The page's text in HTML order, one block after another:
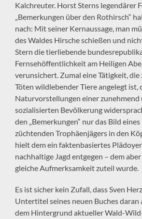
Kalchreuter. Horst Sterns legendärer
„Bemerkungen über den Rothirsch“
nach: Mit seiner Kernaussage, man
des Waldes Hirsche schießen und
Stern die tierliebende
Fernsehöffentlichkeit am Heiligen
verunsichert. Zumal eine Tätigkeit, die
Töten wildlebender Tiere angelegt ist,
Naturvorstellungen einer zunehmend
sozialisierten Bevölkerung
den „Bemerkungen“ nur das Bild
züchtenden Trophäenjägers in den
hielt dem ein faktenbasiertes
nachhaltige Jagd entgegen – dem
gleiche Aufmerksamkeit zuteil wurde.
Es ist sicher kein Zufall, dass Sven
Untertitel seines neuen Buches
dem Hintergrund aktueller Wald-